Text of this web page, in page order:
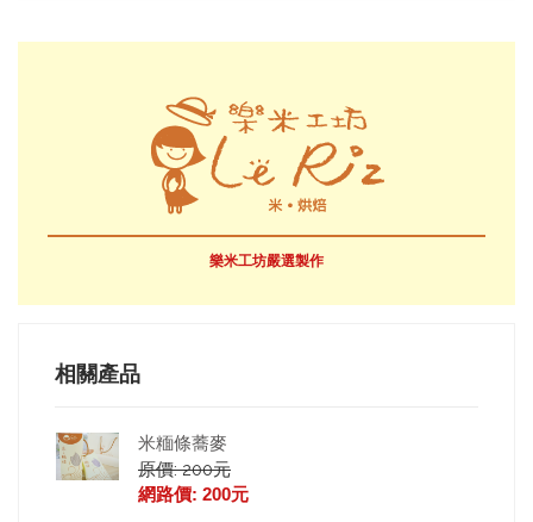
樂米工坊嚴選製作
相關產品
米糆條蕎麥
原價: 200元
網路價: 200元